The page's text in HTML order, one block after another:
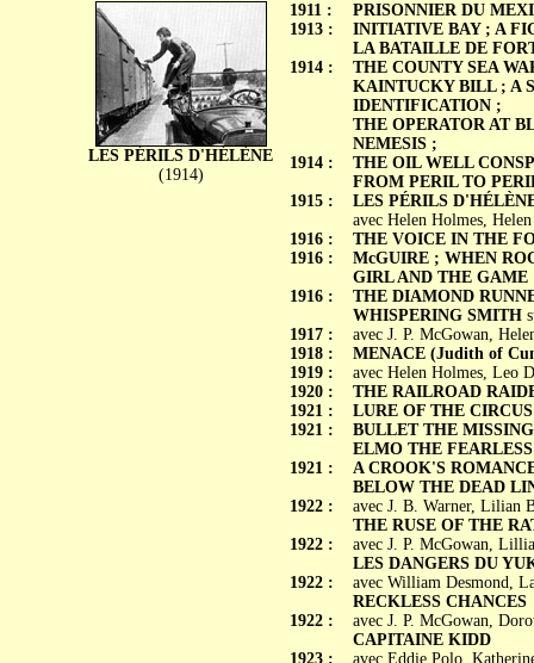
LES PÉRILS D'HÉLÈNE
(1914)
1911 :
1913 :
1914 :
1914 :
1915 :
1916 :
1916 :
1916 :
1917 :
1918 :
1919 :
1920 :
1921 :
1921 :
1921 :
1922 :
1922 :
1922 :
1922 :
1923 :
PRISONNIER DU
INITIATIVE BAY ; A
LA BATAILLE DE
THE COUNTY SEA
KAINTUCKY BILL ; A
IDENTIFICATION ;
THE OPERATOR AT
NEMESIS ;
THE OIL WELL
FROM PERIL TO
LES PÉRILS
avec Helen Holmes,
THE VOICE IN THE
McGUIRE ; WHEN
GIRL AND THE GAME
THE DIAMOND
WHISPERING SMITH
avec J. P. McGowan,
MENACE (Judith of
avec Helen Holmes, Leo
THE RAILROAD
LURE OF THE
BULLET THE
ELMO THE FEARLESS
A CROOK'S
BELOW THE DEAD
avec J. B. Warner, Lilian
THE RUSE OF THE
avec J. P. McGowan,
LES DANGERS DU
avec William Desmond,
RECKLESS CHANCES
avec J. P. McGowan,
CAPITAINE KIDD
avec Eddie Polo,